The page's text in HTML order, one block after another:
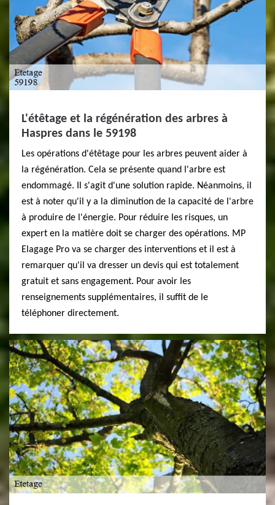
L'étêtage et la régénération des arbres à
Haspres dans le 59198
Les opérations d'étêtage pour les arbres peuvent aider à
la régénération. Cela se présente quand l'arbre est
endommagé. Il s'agit d'une solution rapide. Néanmoins, il
est à noter qu'il y a la diminution de la capacité de l'arbre
à produire de l'énergie. Pour réduire les risques, un
expert en la matière doit se charger des opérations. MP
Elagage Pro va se charger des interventions et il est à
remarquer qu'il va dresser un devis qui est totalement
gratuit et sans engagement. Pour avoir les
renseignements supplémentaires, il suffit de le
téléphoner directement.